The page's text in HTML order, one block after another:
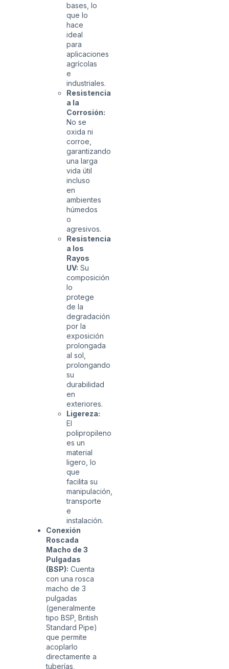
bases, lo
que lo
hace
ideal
para
aplicaciones
agrícolas
e
industriales.
Resistencia
a la
Corrosión:
No se
oxida ni
corroe,
garantizando
una larga
vida útil
incluso
en
ambientes
húmedos
o
agresivos.
Resistencia
a los
Rayos
UV: Su
composición
lo
protege
de la
degradación
por la
exposición
prolongada
al sol,
prolongando
su
durabilidad
en
exteriores.
Ligereza:
El
polipropileno
es un
material
ligero, lo
que
facilita su
manipulación,
transporte
e
instalación.
Conexión
Roscada
Macho de 3
Pulgadas
(BSP): Cuenta
con una rosca
macho de 3
pulgadas
(generalmente
tipo BSP, British
Standard Pipe)
que permite
acoplarlo
directamente a
tuberías,